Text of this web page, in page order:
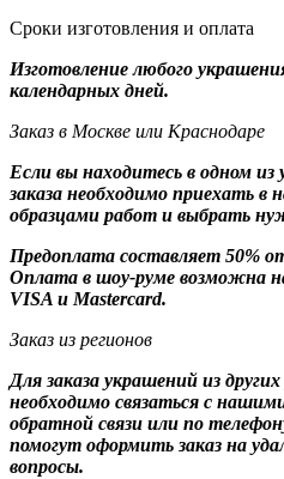
Сроки изготовления и оплата
Изготовление любого
календарных дней.
Заказ в Москве или Краснодаре
Если вы находитесь в одном из
заказа необходимо приехать в
образцами работ и выбрать
Предоплата составляет 50%
Оплата в шоу-руме возможна
VISA и Mastercard.
Заказ из регионов
Для заказа украшений из
необходимо связаться с
обратной связи или по
помогут оформить заказ на
вопросы.